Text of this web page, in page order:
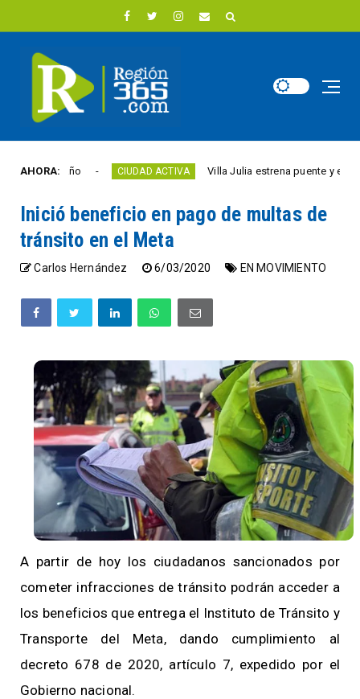
AHORA:
este año CIUDAD ACTIVA Villa Julia estrena puente y espacios
Inició beneficio en pago de multas de
tránsito en el Meta
Carlos Hernández 6/03/2020 EN MOVIMIENTO
A partir de hoy los ciudadanos sancionados por
cometer infracciones de tránsito podrán acceder a
los beneficios que entrega el Instituto de Tránsito y
Transporte del Meta, dando cumplimiento al
decreto 678 de 2020, artículo 7, expedido por el
Gobierno nacional.